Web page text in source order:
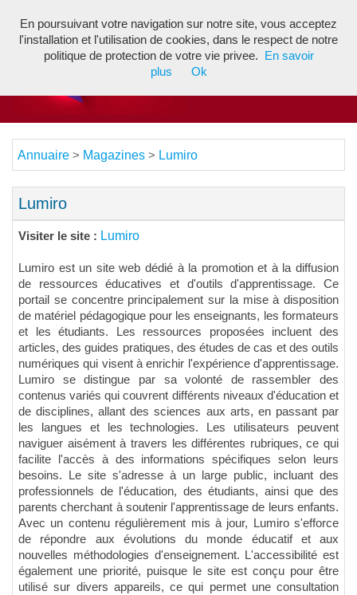
Annuaire > Magazines > Lumiro
Lumiro
Visiter le site : Lumiro
Lumiro est un site web dédié à la promotion et à la diffusion
de ressources éducatives et d'outils d'apprentissage. Ce
portail se concentre principalement sur la mise à disposition
de matériel pédagogique pour les enseignants, les formateurs
et les étudiants. Les ressources proposées incluent des
articles, des guides pratiques, des études de cas et des outils
numériques qui visent à enrichir l'expérience d'apprentissage.
Lumiro se distingue par sa volonté de rassembler des
contenus variés qui couvrent différents niveaux d'éducation et
de disciplines, allant des sciences aux arts, en passant par
les langues et les technologies. Les utilisateurs peuvent
naviguer aisément à travers les différentes rubriques, ce qui
facilite l'accès à des informations spécifiques selon leurs
besoins. Le site s'adresse à un large public, incluant des
professionnels de l'éducation, des étudiants, ainsi que des
parents cherchant à soutenir l'apprentissage de leurs enfants.
Avec un contenu régulièrement mis à jour, Lumiro s'efforce
de répondre aux évolutions du monde éducatif et aux
nouvelles méthodologies d'enseignement. L'accessibilité est
également une priorité, puisque le site est conçu pour être
utilisé sur divers appareils, ce qui permet une consultation
En poursuivant votre navigation sur notre site, vous acceptez
l'installation et l'utilisation de cookies, dans le respect de notre
politique de protection de votre vie privee.
En savoir
plus
Ok